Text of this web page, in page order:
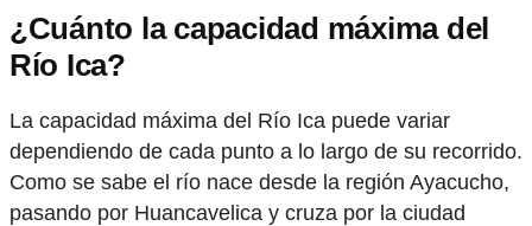
¿Cuánto la capacidad máxima del
Río Ica?
La capacidad máxima del Río Ica puede variar
dependiendo de cada punto a lo largo de su recorrido.
Como se sabe el río nace desde la región Ayacucho,
pasando por Huancavelica y cruza por la ciudad